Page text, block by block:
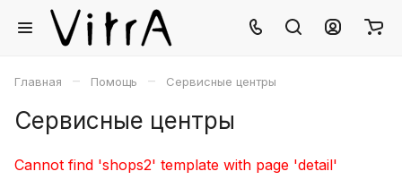
Главная – Помощь – Сервисные центры
Сервисные центры
Cannot find 'shops2' template with page 'detail'